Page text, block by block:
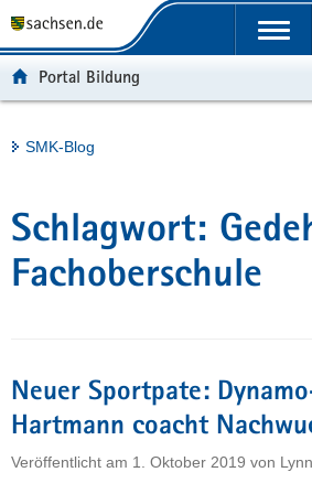
t
e
r
g
e
n
e
u
h
a
l
e
v
e
Portalübergreifende
Portal Bildung
Hauptinhalt
SMK-Blog
Schlagwort:
Fachoberschule
Neuer Sportpate:
Hartmann coacht
Veröffentlicht am 1. Oktober 2019 von